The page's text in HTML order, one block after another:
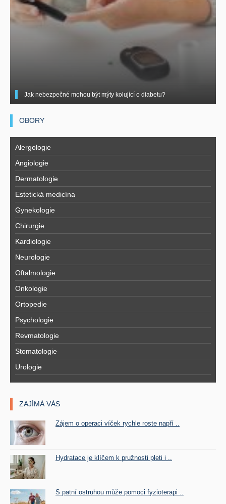
Jak nebezpečné mohou být mýty kolující o diabetu?
OBORY
Alergologie
Angiologie
Dermatologie
Estetická medicína
Gynekologie
Chirurgie
Kardiologie
Neurologie
Oftalmologie
Onkologie
Ortopedie
Psychologie
Revmatologie
Stomatologie
Urologie
ZAJÍMÁ VÁS
Zájem o operaci víček rychle roste napří ..
Hydratace je klíčem k pružnosti pleti i ..
S patní ostruhou může pomoci fyzioterapi ..